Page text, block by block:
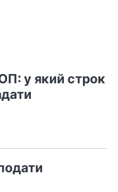
у який строк